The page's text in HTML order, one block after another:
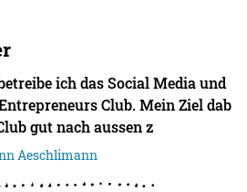
ich das Social Media und
Club. Mein Ziel dab
gut nach aussen z
Aeschlimann